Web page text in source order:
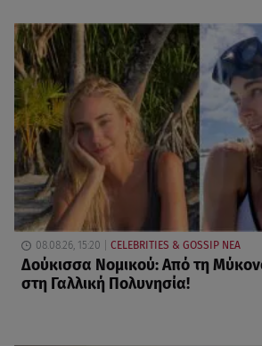
08.08.26, 15:20 CELEBRITIES & GOSSIP ΝΕΑ
Δούκισσα Νομικού: Από τη
στη Γαλλική Πολυνησία!